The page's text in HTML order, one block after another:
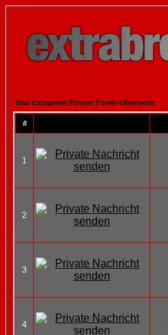
Das Extrabreit-Forum Foren-Übersicht
#
1
2
3
4